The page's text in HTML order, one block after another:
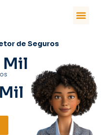
de Seguros
Mil
Mil